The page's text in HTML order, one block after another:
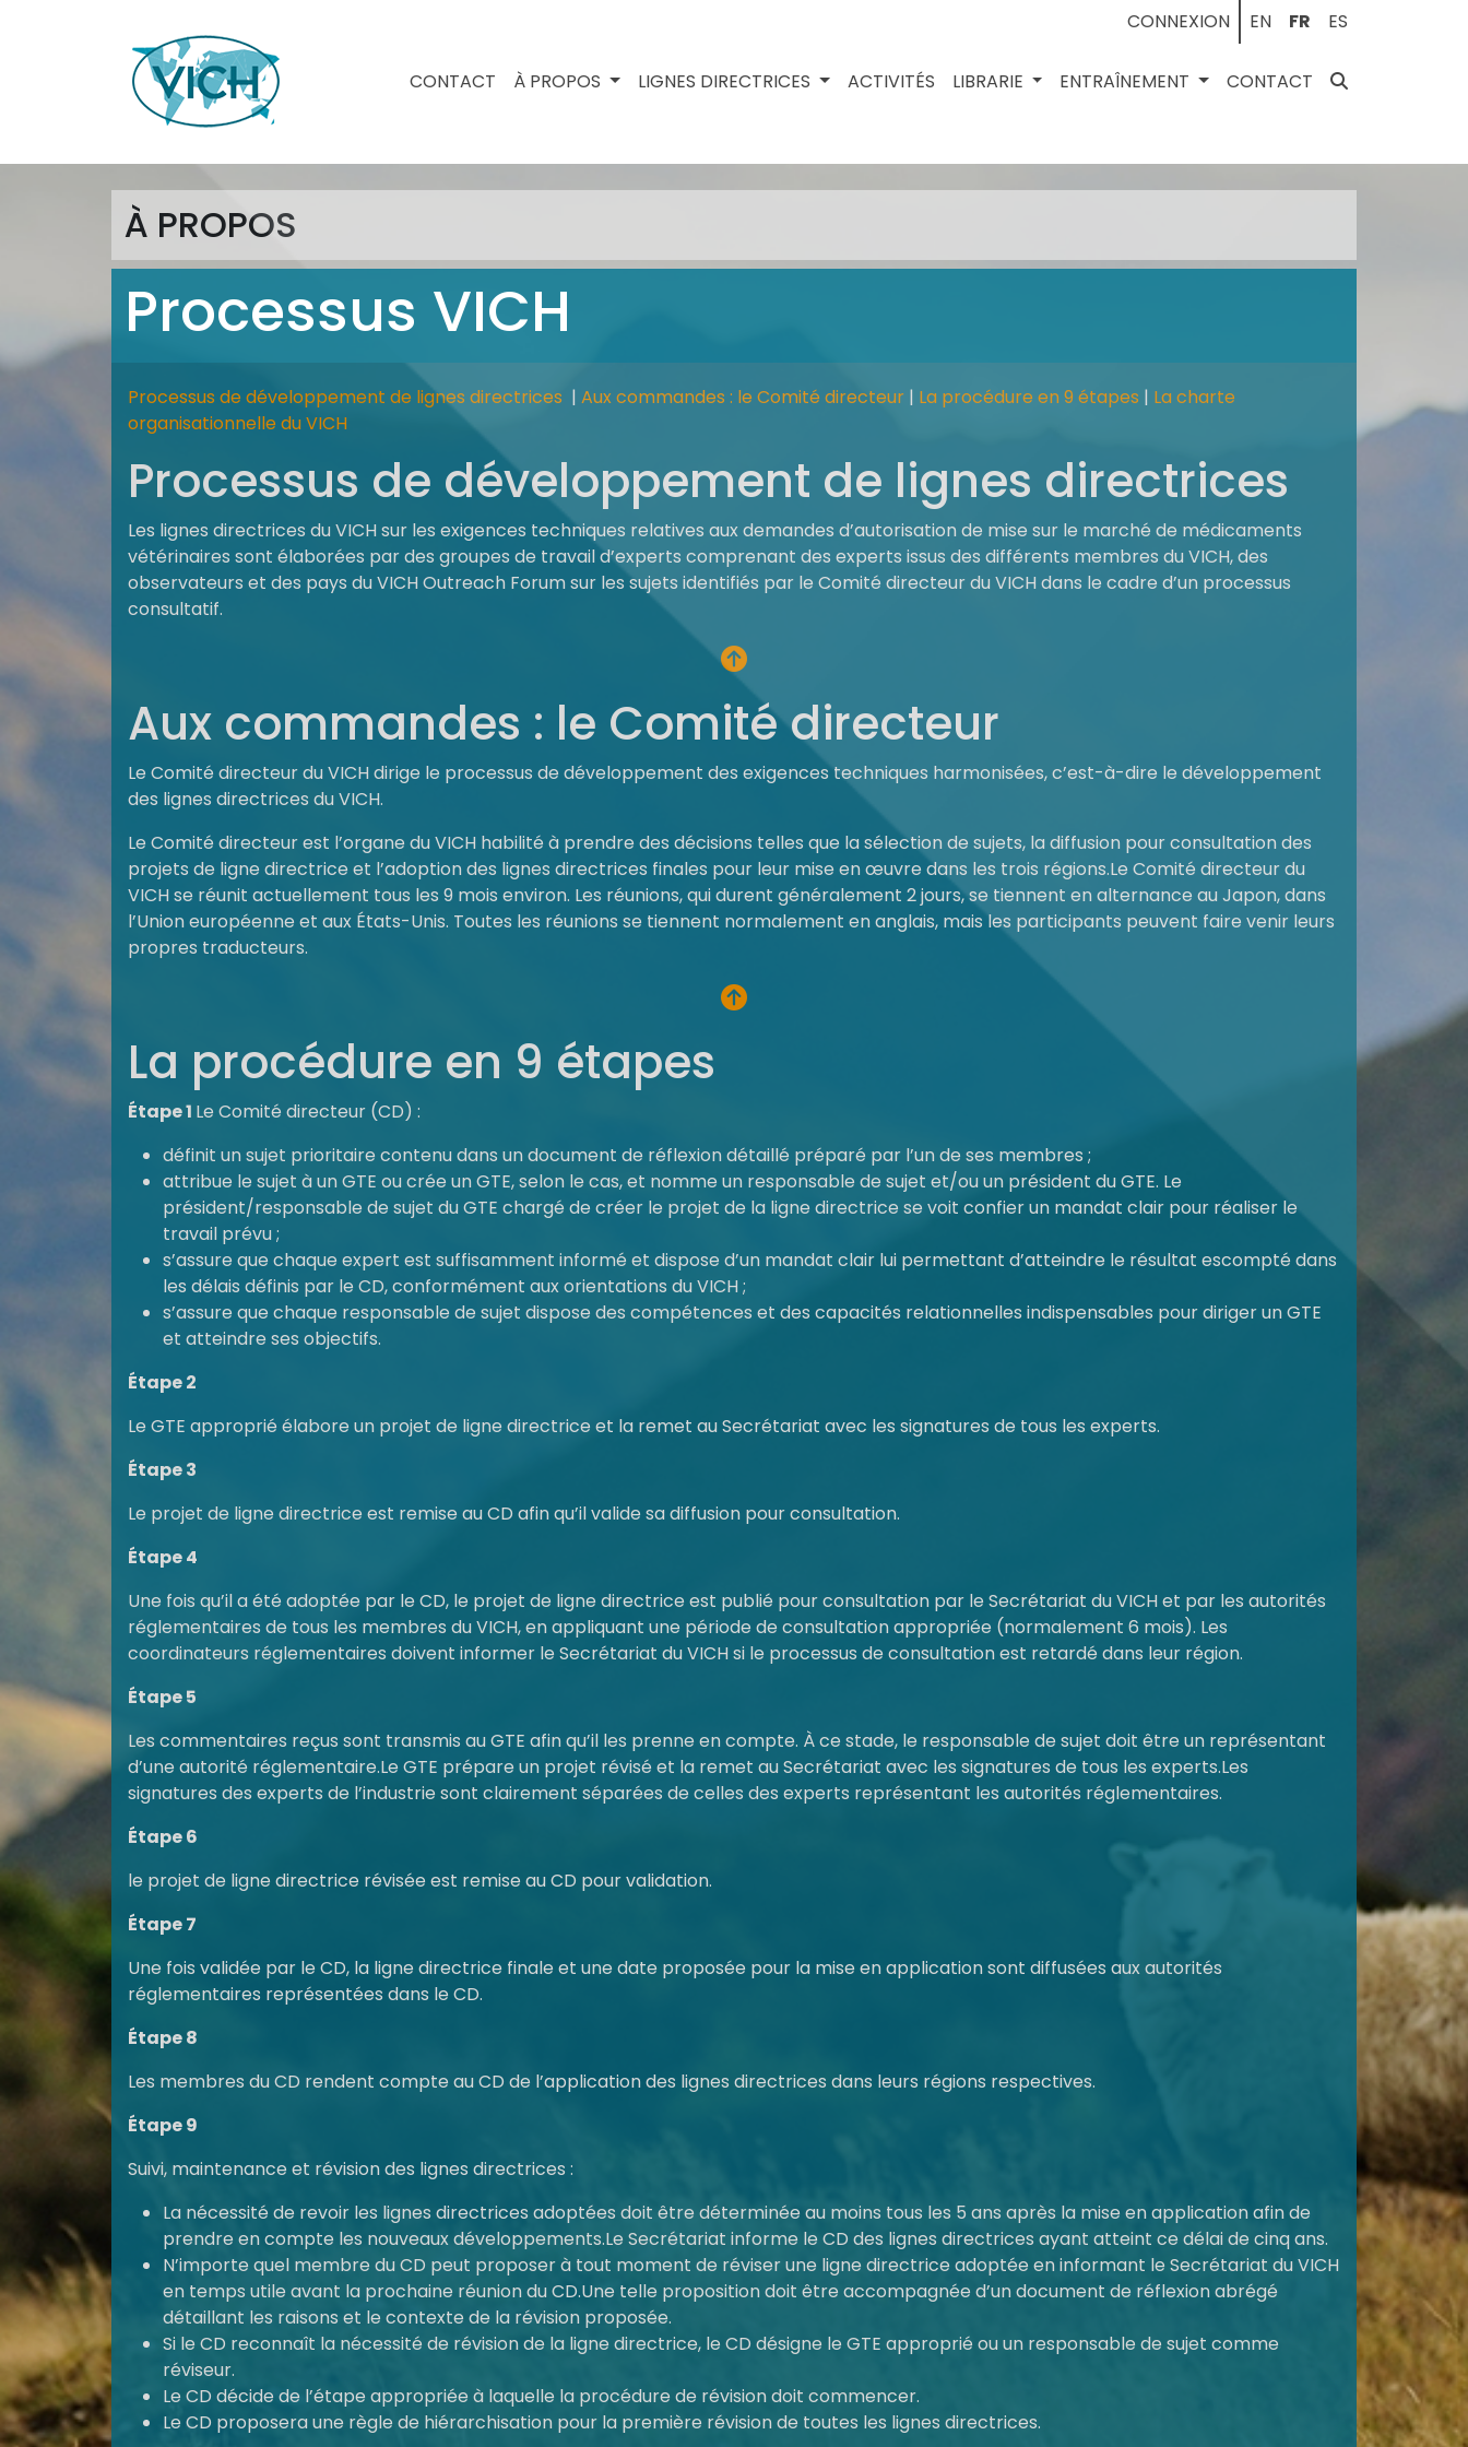
CONNEXION EN FR ES
CONTACT À PROPOS LIGNES DIRECTRICES ACTIVITÉS LIBRARIE ENTRAÎNEMENT CONTACT
À PROPOS
Processus VICH
Processus de développement de lignes directrices | Aux commandes : le Comité directeur | La procédure en 9 étapes | La charte
organisationnelle du VICH
Processus de développement de lignes directrices
Les lignes directrices du VICH sur les exigences techniques relatives aux demandes d’autorisation de mise sur le marché de médicaments
vétérinaires sont élaborées par des groupes de travail d’experts comprenant des experts issus des différents membres du VICH, des
observateurs et des pays du VICH Outreach Forum sur les sujets identifiés par le Comité directeur du VICH dans le cadre d’un processus
consultatif.
Aux commandes : le Comité directeur
Le Comité directeur du VICH dirige le processus de développement des exigences techniques harmonisées, c’est-à-dire le développement
des lignes directrices du VICH.
Le Comité directeur est l’organe du VICH habilité à prendre des décisions telles que la sélection de sujets, la diffusion pour consultation des
projets de ligne directrice et l’adoption des lignes directrices finales pour leur mise en œuvre dans les trois régions.Le Comité directeur du
VICH se réunit actuellement tous les 9 mois environ. Les réunions, qui durent généralement 2 jours, se tiennent en alternance au Japon, dans
l’Union européenne et aux États-Unis. Toutes les réunions se tiennent normalement en anglais, mais les participants peuvent faire venir leurs
propres traducteurs.
La procédure en 9 étapes
Étape 1 Le Comité directeur (CD) :
définit un sujet prioritaire contenu dans un document de réflexion détaillé préparé par l’un de ses membres ;
attribue le sujet à un GTE ou crée un GTE, selon le cas, et nomme un responsable de sujet et/ou un président du GTE. Le
président/responsable de sujet du GTE chargé de créer le projet de la ligne directrice se voit confier un mandat clair pour réaliser le
travail prévu ;
s’assure que chaque expert est suffisamment informé et dispose d’un mandat clair lui permettant d’atteindre le résultat escompté dans
les délais définis par le CD, conformément aux orientations du VICH ;
s’assure que chaque responsable de sujet dispose des compétences et des capacités relationnelles indispensables pour diriger un GTE
et atteindre ses objectifs.
Étape 2
Le GTE approprié élabore un projet de ligne directrice et la remet au Secrétariat avec les signatures de tous les experts.
Étape 3
Le projet de ligne directrice est remise au CD afin qu’il valide sa diffusion pour consultation.
Étape 4
Une fois qu’il a été adoptée par le CD, le projet de ligne directrice est publié pour consultation par le Secrétariat du VICH et par les autorités
réglementaires de tous les membres du VICH, en appliquant une période de consultation appropriée (normalement 6 mois). Les
coordinateurs réglementaires doivent informer le Secrétariat du VICH si le processus de consultation est retardé dans leur région.
Étape 5
Les commentaires reçus sont transmis au GTE afin qu’il les prenne en compte. À ce stade, le responsable de sujet doit être un représentant
d’une autorité réglementaire.Le GTE prépare un projet révisé et la remet au Secrétariat avec les signatures de tous les experts.Les
signatures des experts de l’industrie sont clairement séparées de celles des experts représentant les autorités réglementaires.
Étape 6
le projet de ligne directrice révisée est remise au CD pour validation.
Étape 7
Une fois validée par le CD, la ligne directrice finale et une date proposée pour la mise en application sont diffusées aux autorités
réglementaires représentées dans le CD.
Étape 8
Les membres du CD rendent compte au CD de l’application des lignes directrices dans leurs régions respectives.
Étape 9
Suivi, maintenance et révision des lignes directrices :
La nécessité de revoir les lignes directrices adoptées doit être déterminée au moins tous les 5 ans après la mise en application afin de
prendre en compte les nouveaux développements.Le Secrétariat informe le CD des lignes directrices ayant atteint ce délai de cinq ans.
N’importe quel membre du CD peut proposer à tout moment de réviser une ligne directrice adoptée en informant le Secrétariat du VICH
en temps utile avant la prochaine réunion du CD.Une telle proposition doit être accompagnée d’un document de réflexion abrégé
détaillant les raisons et le contexte de la révision proposée.
Si le CD reconnaît la nécessité de révision de la ligne directrice, le CD désigne le GTE approprié ou un responsable de sujet comme
réviseur.
Le CD décide de l’étape appropriée à laquelle la procédure de révision doit commencer.
Le CD proposera une règle de hiérarchisation pour la première révision de toutes les lignes directrices.